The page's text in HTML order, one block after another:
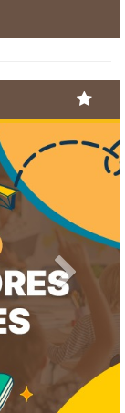
Next